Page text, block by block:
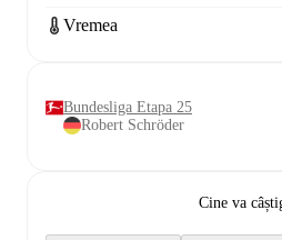
Vremea
Bundesliga Etapa 25
Robert Schröder
Cine va